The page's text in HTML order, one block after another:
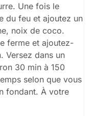
Une fois le
du feu et ajoutez un
noix de coco.
ferme et ajoutez-
Versez dans un
30 min à 150
selon que vous
fondant. À votre